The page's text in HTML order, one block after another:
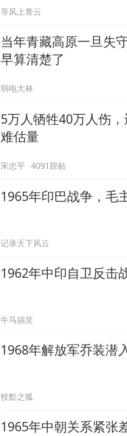
等风上青云
当年青藏高原一旦失
早算清楚了
弱电大林
5万人牺牲40万人伤
难估量
宋忠平 4091跟贴
1965年印巴战争，毛
记录天下风云
1962年中印自卫反击
牛马搞笑
1968年解放军乔装潜
狡黠之狐
1965年中朝关系紧张